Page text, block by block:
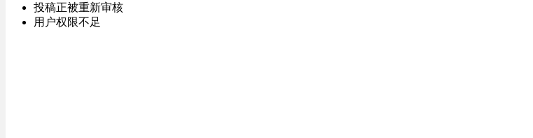
投稿正被重新审核
用户权限不足